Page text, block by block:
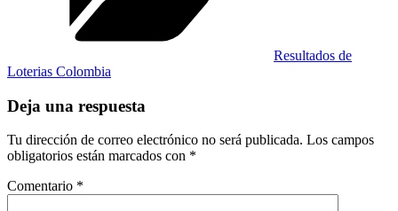
Resultados de
Loterias Colombia
Deja una respuesta
Tu dirección de correo electrónico no será publicada. Los campos
obligatorios están marcados con *
Comentario *